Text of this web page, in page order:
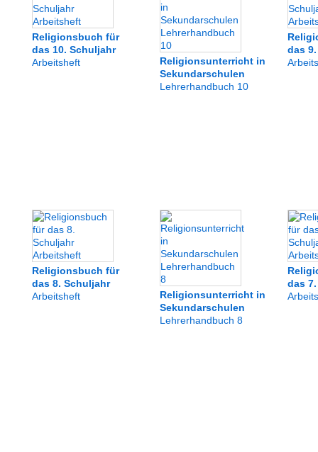
Religionsbuch für
das 10. Schuljahr
Arbeitsheft
Religionsunterricht in
Sekundarschulen
Lehrerhandbuch 10
das
Religionsbuch für
das 8. Schuljahr
Arbeitsheft
Religionsunterricht in
Sekundarschulen
Lehrerhandbuch 8
das